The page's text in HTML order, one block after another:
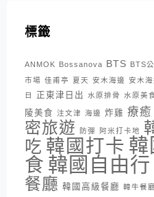
標籤
ANMOK Bossanova BTS BTS
市場 佳甫亭 夏天 安木海邊 安木
日
正東津日出 水原排骨 水原美
陵美食 注文津 海邊 炸雞 療癒
密旅遊
防彈 阿米打卡地
吃 韓國打卡 韓
食 韓國自由行
餐廳 韓國高級餐廳 韓牛餐廳